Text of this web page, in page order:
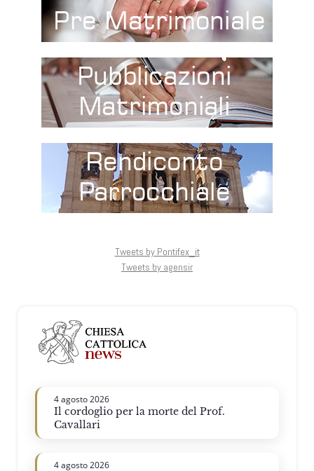
Tweets by Pontifex_it
Tweets by agensir